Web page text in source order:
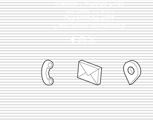
営業時間：平日9:30-17:30
TEL:0555-72-8103
FAX:0555-84-4377
E-mail:decce-lab@decce.jp